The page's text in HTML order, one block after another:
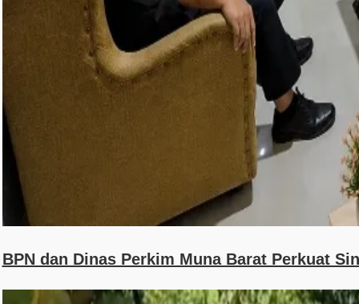
BPN dan Dinas Perkim Muna Barat Perkuat